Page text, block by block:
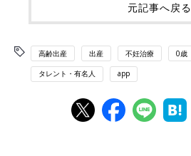
元記事へ戻る
高齢出産 出産 不妊治療 0歳
タレント・有名人 app